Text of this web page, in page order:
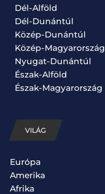
Dél-Alföld
Dél-Dunántúl
Közép-Dunántúl
Közép-Magyarország
Nyugat-Dunántúl
Észak-Alföld
Észak-Magyarország
VILÁG
Európa
Amerika
Afrika